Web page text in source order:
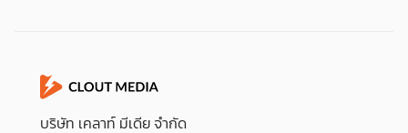
บริษัท เคลาท์ มีเดีย จำกัด